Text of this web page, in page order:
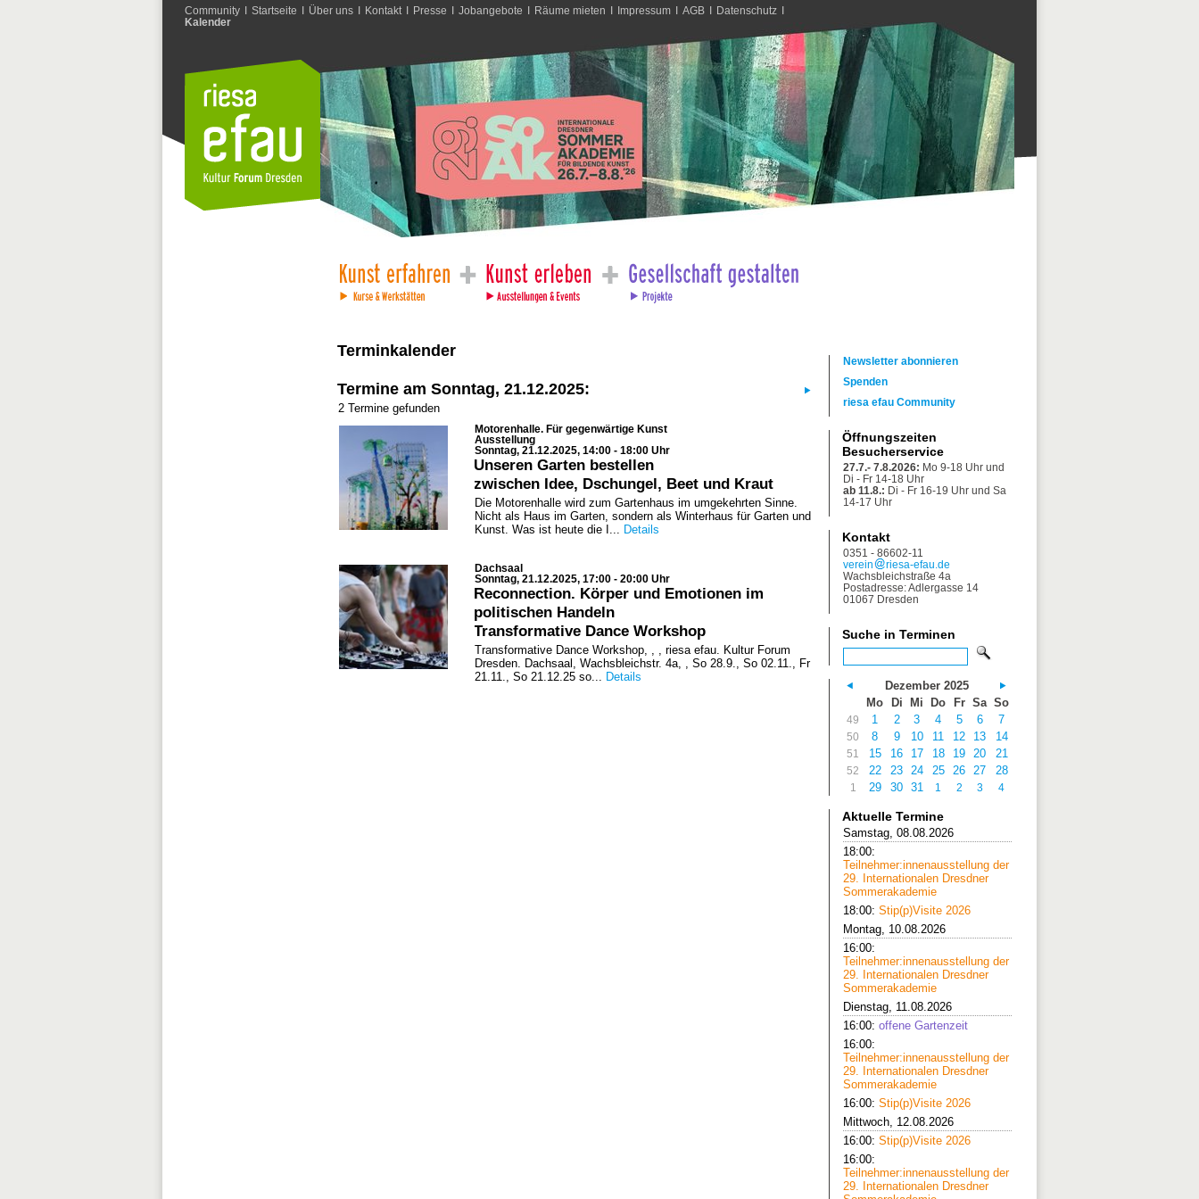
Community I Startseite I Über uns I Kontakt I Presse I Jobangebote I Räume mieten I Impressum I AGB I Datenschutz I
Kalender
Terminkalender
Termine am Sonntag, 21.12.2025:
2 Termine gefunden
Motorenhalle. Für gegenwärtige Kunst
Ausstellung
Sonntag, 21.12.2025, 14:00 - 18:00 Uhr
Unseren Garten bestellen
zwischen Idee, Dschungel, Beet und Kraut
Die Motorenhalle wird zum Gartenhaus im umgekehrten Sinne.
Nicht als Haus im Garten, sondern als Winterhaus für Garten und
Kunst. Was ist heute die I... Details
Dachsaal
Sonntag, 21.12.2025, 17:00 - 20:00 Uhr
Reconnection. Körper und Emotionen im
politischen Handeln
Transformative Dance Workshop
Transformative Dance Workshop, , , riesa efau. Kultur Forum
Dresden. Dachsaal, Wachsbleichstr. 4a, , So 28.9., So 02.11., Fr
21.11., So 21.12.25 so... Details
Newsletter abonnieren
Spenden
riesa efau Community
Öffnungszeiten
Besucherservice
27.7.- 7.8.2026: Mo 9-18 Uhr und
Di - Fr 14-18 Uhr
ab 11.8.: Di - Fr 16-19 Uhr und Sa
14-17 Uhr
Kontakt
0351 - 86602-11
verein
riesa-efau.de
Wachsbleichstraße 4a
Postadresse: Adlergasse 14
01067 Dresden
Suche in Terminen
Dezember 2025
Mo
Di Mi Do Fr Sa So
49 1 2 3 4 5 6 7
50 8 9 10 11 12 13 14
51 15 16 17 18 19 20 21
52 22 23 24 25 26 27 28
1 29 30 31 1 2 3 4
Aktuelle Termine
Samstag, 08.08.2026
18:00:
Teilnehmer:innenausstellung der
29. Internationalen Dresdner
Sommerakademie
18:00: Stip(p)Visite 2026
Montag, 10.08.2026
16:00:
Teilnehmer:innenausstellung der
29. Internationalen Dresdner
Sommerakademie
Dienstag, 11.08.2026
16:00: offene Gartenzeit
16:00:
Teilnehmer:innenausstellung der
29. Internationalen Dresdner
Sommerakademie
16:00: Stip(p)Visite 2026
Mittwoch, 12.08.2026
16:00: Stip(p)Visite 2026
16:00:
Teilnehmer:innenausstellung der
29. Internationalen Dresdner